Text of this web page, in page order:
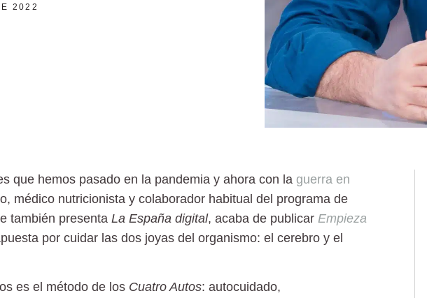
2022
que hemos pasado en la pandemia y ahora con la guerra en
, médico nutricionista y colaborador habitual del programa de
también presenta La España digital, acaba de publicar Empieza
por cuidar las dos joyas del organismo: el cerebro y el
es el método de los Cuatro Autos: autocuidado,